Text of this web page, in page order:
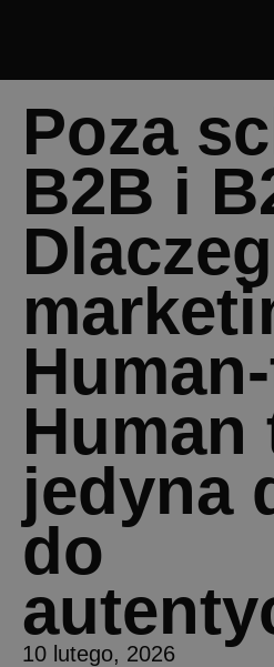
Poza
B2B i
Human
jedyna
do
10 lutego, 2026